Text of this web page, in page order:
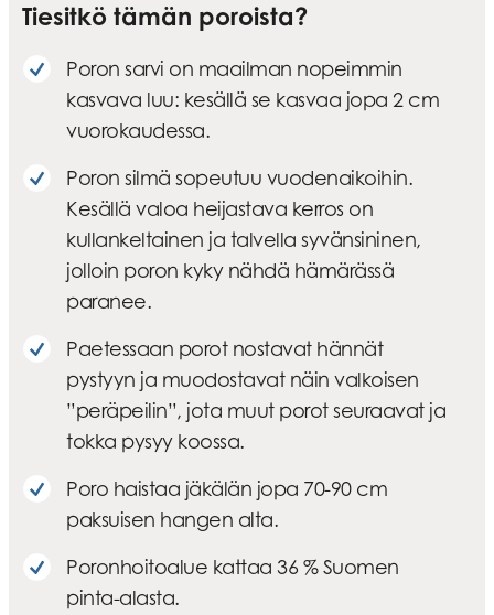
Tiesitkö tämän poroista?
Poron sarvi on maailman nopeimmin
kasvava luu: kesällä se kasvaa jopa 2 cm
vuorokaudessa.
Poron silmä sopeutuu vuodenaikoihin.
Kesällä valoa heijastava kerros on
kullankeltainen ja talvella syvänsininen,
jolloin poron kyky nähdä hämärässä
paranee.
Paetessaan porot nostavat hännät
pystyyn ja muodostavat näin valkoisen
”peräpeilin”, jota muut porot seuraavat ja
tokka pysyy koossa.
Poro haistaa jäkälän jopa 70-90 cm
paksuisen hangen alta.
Poronhoitoalue kattaa 36 % Suomen
pinta-alasta.